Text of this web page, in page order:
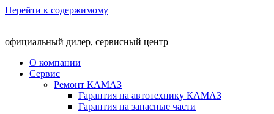
Перейти к содержимому
официальный дилер, сервисный центр
О компании
Сервис
Ремонт КАМАЗ
Гарантия на автотехнику КАМАЗ
Гарантия на запасные части